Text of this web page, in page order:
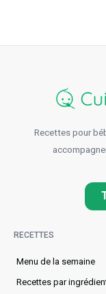
Recettes pour
RECETTES
Menu de la semaine​
Recettes par